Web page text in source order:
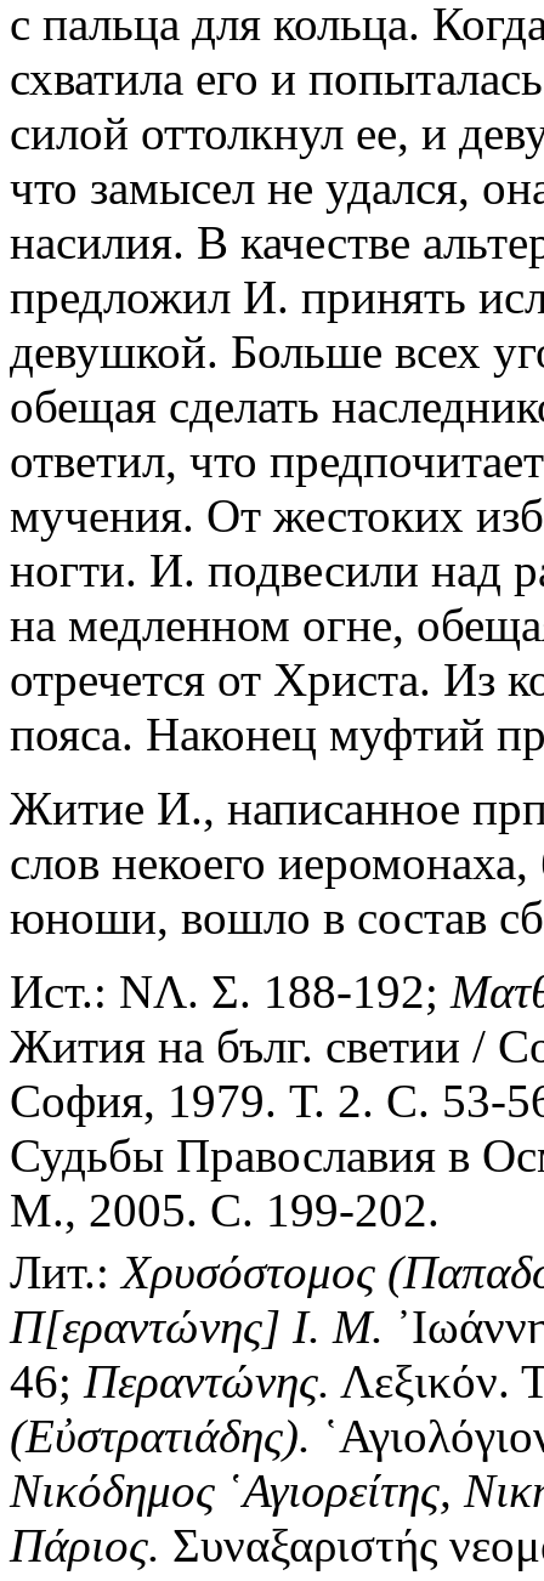
с пальца для кольца.
схватила его и
силой оттолкнул ее, и
что замысел не удался,
насилия. В качестве
предложил И. принять
девушкой. Больше всех
обещая сделать
ответил, что
мучения. От жестоких
ногти. И. подвесили над
на медленном огне,
отречется от Христа. Из
пояса. Наконец муфтий
Житие И., написанное
слов некоего
юноши, вошло в состав
Ист.: ΝΛ. Σ. 188-192;
Жития на бълг. светии /
София, 1979. Т. 2. С. 53-
Судьбы Православия в
М., 2005. С. 199-202.
Лит.:Χρυσόστομος
Π[εραντώνης] Ι. Μ.
46; Περαντώνης. Λεξικόν.
(Εὐστρατιάδης).
Νικόδημος ῾Αγιορείτης,
Πάριος. Συναξαριστής